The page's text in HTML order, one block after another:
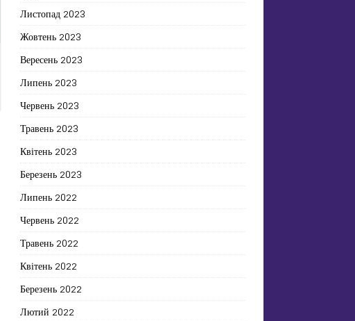
Листопад 2023
Жовтень 2023
Вересень 2023
Липень 2023
Червень 2023
Травень 2023
Квітень 2023
Березень 2023
Липень 2022
Червень 2022
Травень 2022
Квітень 2022
Березень 2022
Лютий 2022